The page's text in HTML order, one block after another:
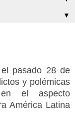
▼
pasado 28 de
y polémicas
el aspecto
América Latina